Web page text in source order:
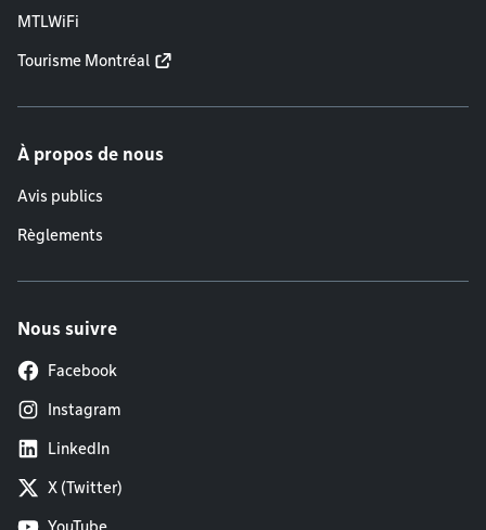
MTLWiFi
Tourisme Montréal
À propos de nous
Avis publics
Règlements
Nous suivre
Facebook
Instagram
LinkedIn
X (Twitter)